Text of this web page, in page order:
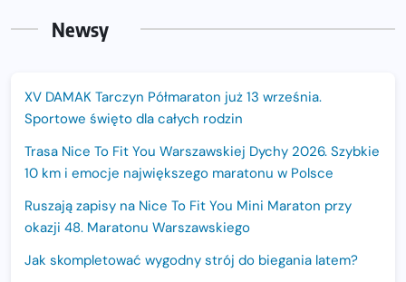
Newsy
XV DAMAK Tarczyn Półmaraton już 13 września.
Sportowe święto dla całych rodzin
Trasa Nice To Fit You Warszawskiej Dychy 2026. Szybkie
10 km i emocje największego maratonu w Polsce
Ruszają zapisy na Nice To Fit You Mini Maraton przy
okazji 48. Maratonu Warszawskiego
Jak skompletować wygodny strój do biegania latem?